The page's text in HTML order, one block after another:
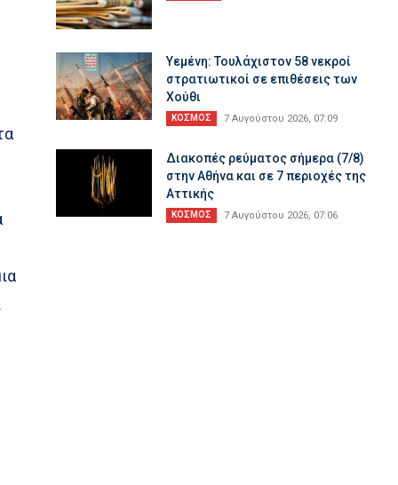
Υεμένη: Τουλάχιστον 58 νεκροί
στρατιωτικοί σε επιθέσεις των
Χούθι
ΚΟΣΜΟΣ 7 Αυγούστου 2026, 07:09
Διακοπές ρεύματος σήμερα (7/8)
στην Αθήνα και σε 7 περιοχές της
Αττικής
ΚΟΣΜΟΣ 7 Αυγούστου 2026, 07:06